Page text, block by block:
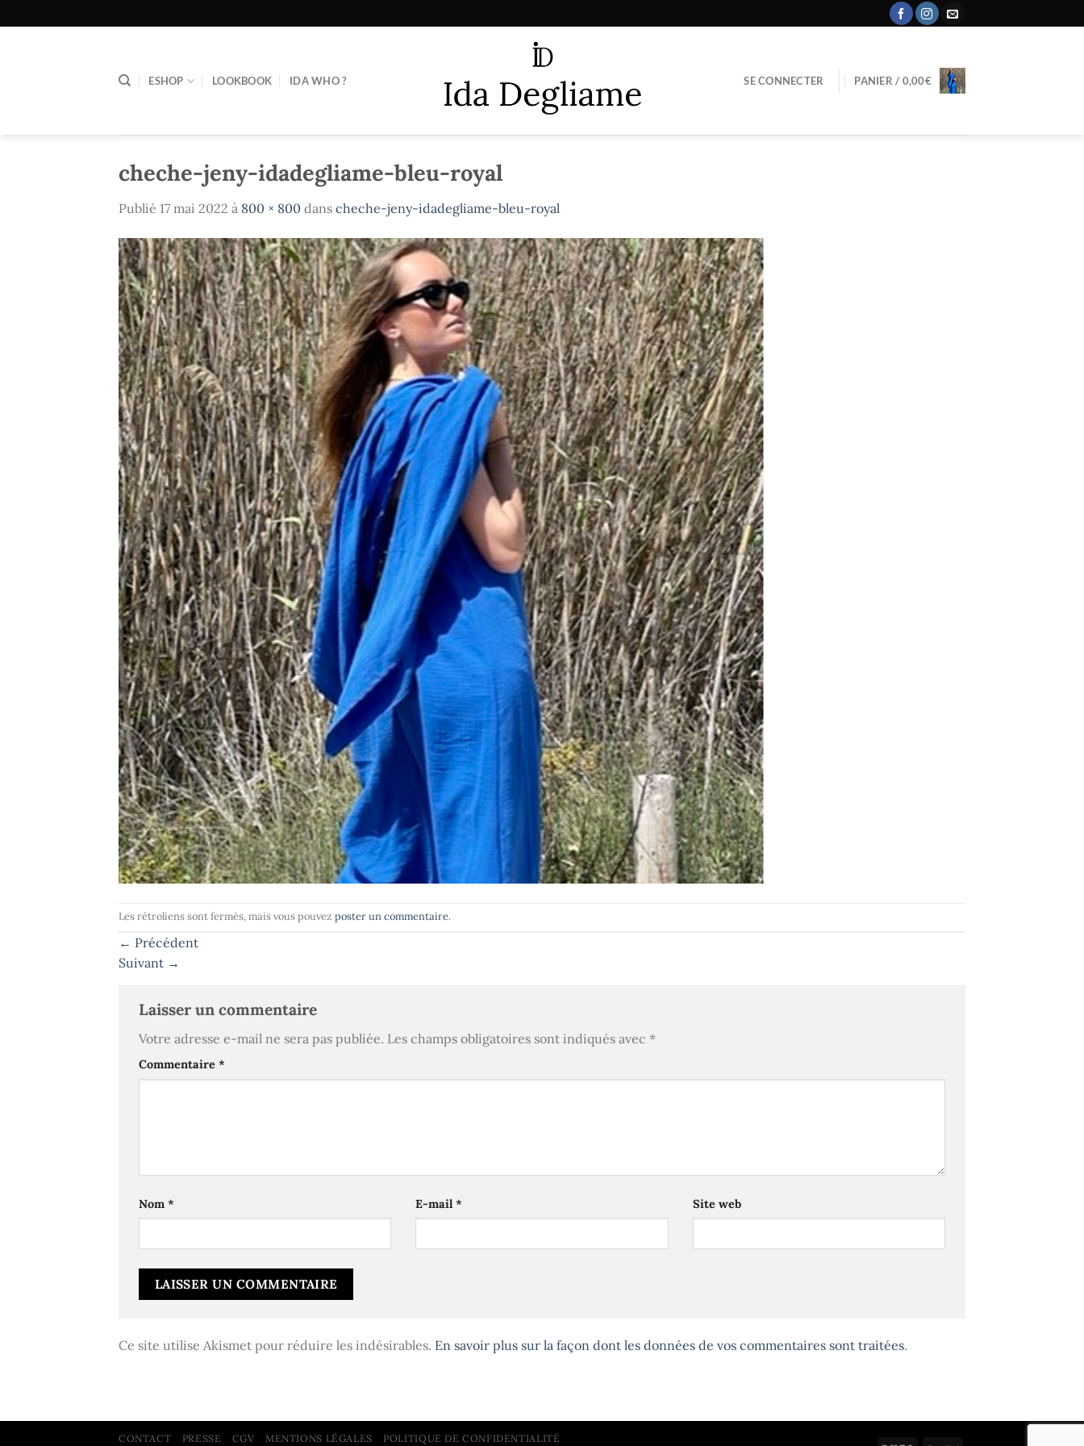
au
ESHOP LOOKBOOK IDA WHO ? SE CONNECTER PANIER / 0,00€
cheche-jeny-idadegliame-bleu-royal
Publié 17 mai 2022 à 800 × 800 dans cheche-jeny-idadegliame-bleu-royal
Les rétroliens sont fermés, mais vous pouvez poster un commentaire.
← Précédent
Suivant →
Laisser un commentaire
Votre adresse e-mail ne sera pas publiée. Les champs obligatoires sont indiqués avec *
Commentaire *
Nom * E-mail* Site web
Ce site utilise Akismet pour réduire les indésirables. En savoir plus sur la façon dont les données de vos commentaires sont traitées.
CONTACT PRESSE CGV MENTIONS LÉGALES POLITIQUE DE CONFIDENTIALITÉ